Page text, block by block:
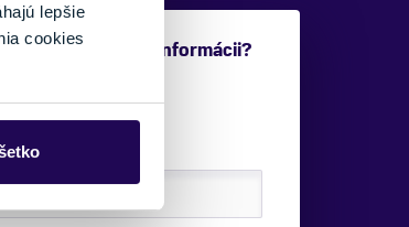
lepšie
cookies
Potrebujete viac informácii?